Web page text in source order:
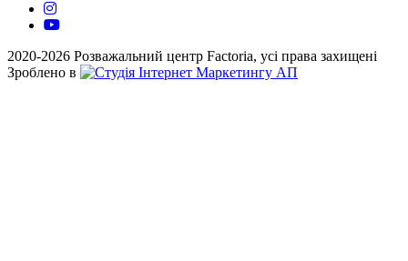
2020-2026 Розважальний центр Factoria, усі права захищені
Зроблено в